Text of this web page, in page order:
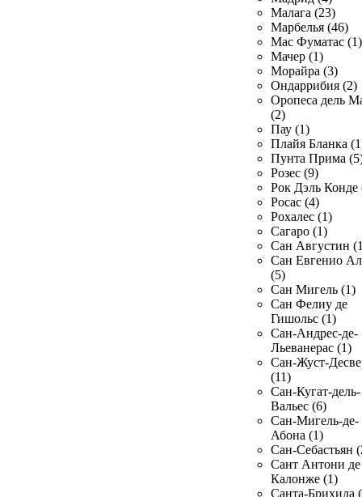
Малага (23)
Марбелья (46)
Мас Фуматас (1)
Мачер (1)
Морайра (3)
Ондаррибия (2)
Оропеса дель
(2)
Пау (1)
Плайя Бланка
Пунта Прима
Розес (9)
Рок Дэль Конде
Росас (4)
Рохалес (1)
Сагаро (1)
Сан Августин
Сан Евгенио
(5)
Сан Мигель (1)
Сан Фелиу де
Гишольс (1)
Сан-Андрес-де-
Льеванерас (1)
Сан-Жуст-
(11)
Сан-Кугат-дель-
Вальес (6)
Сан-Мигель-де-
Абона (1)
Сан-Себастьян
Сант Антони де
Калонже (1)
Санта-Брихида